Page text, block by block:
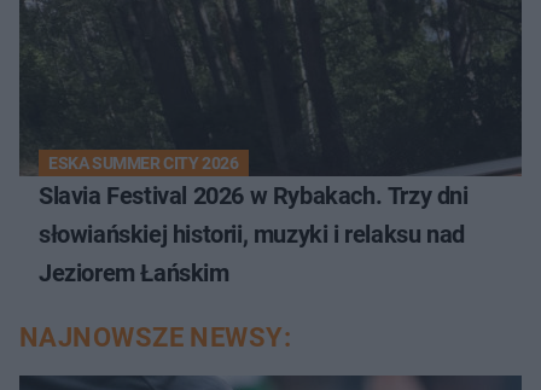
ESKA SUMMER CITY 2026
Slavia Festival 2026 w Rybakach. Trzy dni
słowiańskiej historii, muzyki i relaksu nad
Jeziorem Łańskim
NAJNOWSZE NEWSY: